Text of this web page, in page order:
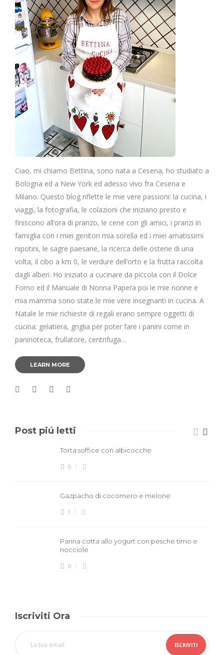
Ciao, mi chiamo Bettina, sono nata a Cesena, ho studiato a
Bologna ed a New York ed adesso vivo fra Cesena e
Milano. Questo blog riflette le mie vere passioni: la cucina, i
viaggi, la fotografia, le colazioni che iniziano presto e
finiscono all’ora di pranzo, le cene con gli amici, i pranzi in
famiglia con i miei genitori mia sorella ed i miei amatissimi
nipotini, le sagre paesane, la ricerca delle osterie di una
volta, il cibo a km 0, le verdure dell’orto e la frutta raccolta
dagli alberi. Ho iniziato a cucinare da piccola con il Dolce
Forno ed il Manuale di Nonna Papera poi le mie nonne e
mia mamma sono state le mie vere insegnanti in cucina. A
Natale le mie richieste di regali erano sempre oggetti di
cucina: gelatiera, griglia per poter fare i panini come in
paninoteca, frullatore, centrifuga…
LEARN MORE
Post piú letti
Torta soffice con albicocche
0
Gazpacho di cocomero e melone
1
Panna cotta allo yogurt con pesche timo e
nocciole
0
Iscriviti Ora